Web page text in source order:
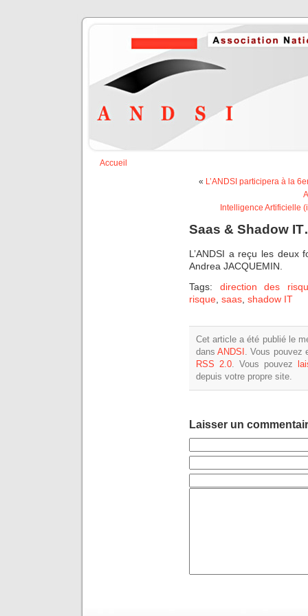
Accueil
« L’ANDSI participera à la
Intelligence Artificielle
Saas & Shadow
L’ANDSI a reçu les deux
Andrea JACQUEMIN.
Tags: direction des
risque saas shadow IT
Cet article a été publié le
dansANDSI . Vous pouvez
RSS 2.0. Vous pouvez
depuis votre propre site.
Laisser un